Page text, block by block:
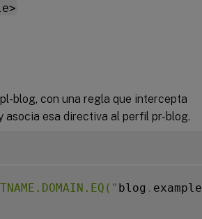
blog, con una regla que intercepta
asocia esa directiva al perfil pr-blog.
blog . example